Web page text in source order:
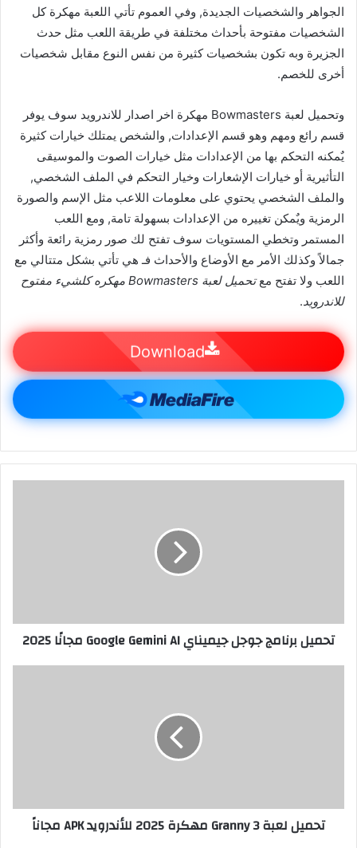
الجواهر والشخصيات الجديدة, وفي العموم تأتي اللعبة مهكرة كل
الشخصيات مفتوحة بأحداث مختلفة في طريقة اللعب مثل حدث
الجزيرة وبه تكون بشخصيات كثيرة من نفس النوع مقابل شخصيات
أخرى للخصم.
وتحميل لعبة Bowmasters مهكرة اخر اصدار للاندرويد سوف يوفر
قسم رائع ومهم وهو قسم الإعدادات, والشخص يمتلك خيارات كثيرة
يٌمكنه التحكم بها من الإعدادات مثل خيارات الصوت والموسيقى
التأثيرية أو خيارات الإشعارات وخيار التحكم في الملف الشخصي,
والملف الشخصي يحتوي على معلومات اللاعب مثل الإسم والصورة
الرمزية ويٌمكن تغييره من الإعدادات بسهولة تامة, ومع اللعب
المستمر وتخطي المستويات سوف تفتح لك صور رمزية رائعة وأكثر
جمالاً وكذلك الأمر مع الأوضاع والأحداث فـ هي تأتي بشكل متتالي مع
اللعب ولا تفتح مع
تحميل لعبة Bowmasters مهكره كلشيء مفتوح
للاندرويد.
Download
تحميل برنامج جوجل جيميناي Google Gemini AI مجانًا 2025
تحميل لعبة Granny 3 مهكرة 2025 للأندرويد APK مجاناً